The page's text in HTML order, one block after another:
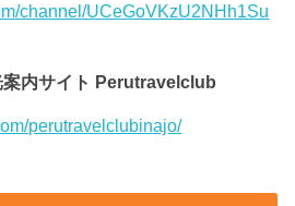
channel/UCeGoVKzU2NHh1Su
内サイト Perutravelclub
perutravelclubinajo/